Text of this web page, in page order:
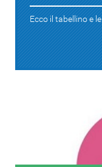
Ecco il tabellino e